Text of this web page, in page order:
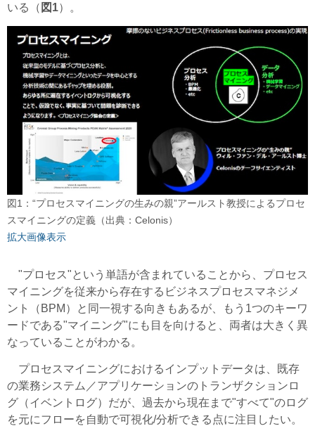
いる（ 図1）。
図1：“プロセスマイニングの生みの親”アールスト教授によるプロセ
スマイニングの定義（出典：Celonis）
拡大画像表示
"プロセス"という単語が含まれていることから、プロセス
マイニングを従来から存在するビジネスプロセスマネジメ
ント（BPM）と同一視する向きもあるが、もう1つのキーワ
ードである"マイニング"にも目を向けると、両者は大きく異
なっていることがわかる。
プロセスマイニングにおけるインプットデータは、既存
の業務システム／アプリケーションのトランザクションロ
グ（イベントログ）だが、過去から現在まで"すべて"のログ
を元にフローを自動で可視化/分析できる点に注目したい。